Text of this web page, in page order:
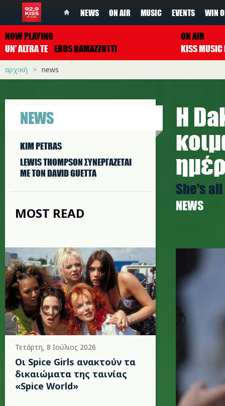
NEWS ON AIR MUSIC EVENTS WIN
NOW PLAYING
UN' ALTRA TE EROS RAMAZZOTTI
ON AIR
αρχική news
NEWS
KIM PETRAS
LEWIS THOMPSON ΣΥΝΕΡΓAΖΕΤΑΙ
ΜΕ ΤΟΝ DAVID GUETTA
MOST READ
Τετάρτη, 8 Ιούλιος 2026
Οι Spice Girls ανακτούν τα
δικαιώματα της ταινίας
«Spice World»
Η
She's
NEWS
d.jpg